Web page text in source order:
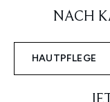
NACH
HAUTPFLEGE